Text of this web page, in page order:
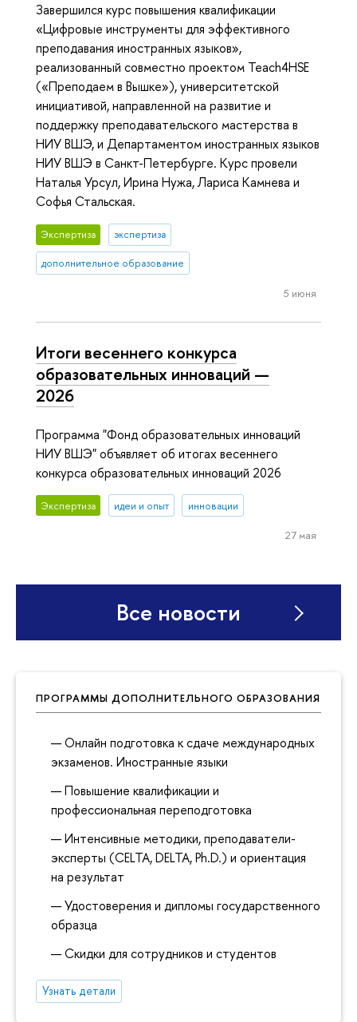
ПРОГРАММЫ ДОПОЛНИТЕЛЬНОГО ОБРАЗОВАНИЯ
Онлайн подготовка к сдаче международных
экзаменов. Иностранные языки
Повышение квалификации и
профессиональная переподготовка
Интенсивные методики, преподаватели-
эксперты (CELTA, DELTA, Ph.D.) и ориентация
на результат
Удостоверения и дипломы государственного
образца
Скидки для сотрудников и студентов
Узнать детали
Завершился курс повышения квалификации
«Цифровые инструменты для эффективного
преподавания иностранных языков»,
реализованный совместно проектом Teach4HSE
(«Преподаем в Вышке»), университетской
инициативой, направленной на развитие и
поддержку преподавательского мастерства в
НИУ ВШЭ, и Департаментом иностранных языков
НИУ ВШЭ в Санкт-Петербурге. Курс провели
Наталья Урсул, Ирина Нужа, Лариса Камнева и
Софья Стальская.
Экспертиза экспертиза
дополнительное образование
5 июня
Итоги весеннего конкурса
образовательных инноваций —
2026
Программа "Фонд образовательных инноваций
НИУ ВШЭ" объявляет об итогах весеннего
конкурса образовательных инноваций 2026
Экспертиза идеи и опыт инновации
27 мая
Все новости